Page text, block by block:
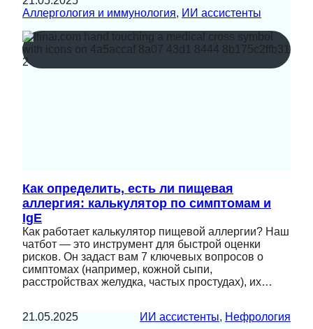
Аллергология и иммунология, ИИ ассистенты
Как определить, есть ли пищевая
аллергия: калькулятор по симптомам и
IgE
Как работает калькулятор пищевой аллергии? Наш
чатбот — это инструмент для быстрой оценки
рисков. Он задаст вам 7 ключевых вопросов о
симптомах (например, кожной сыпи,
расстройствах желудка, частых простудах), их…
21.05.2025 ИИ ассистенты, Нефрология